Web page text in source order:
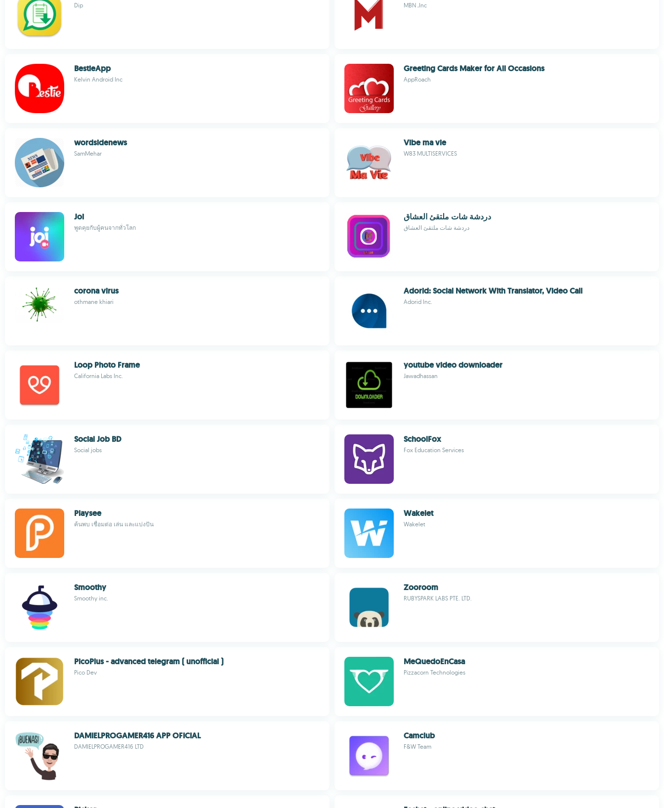
Dip MBN ,Inc
BestieApp
Kelvin Android Inc
Greeting Cards Maker for All Occasions
AppRoach
wordsidenews
SamMehar
Vibe ma vie
W83 MULTISERVICES
Joi
พูดคุยกับผู้คนจากทั่วโลก
دردشة شات ملتقئ العشاق
دردشة شات ملتقئ العشاق
corona virus
othmane khiari
Adorid: Social Network With Translator, Video Call
Adorid Inc.
Loop Photo Frame
California Labs Inc.
youtube video downloader
Jawadhassan
Social Job BD
Social jobs
SchoolFox
Fox Education Services
Playsee
ค้นพบ เชื่อมต่อ เล่น และแบ่งปัน
Wakelet
Wakelet
Smoothy
Smoothy inc.
Zooroom
RUBYSPARK LABS PTE. LTD.
PicoPlus - advanced telegram ( unofficial )
Pico Dev
MeQuedoEnCasa
Pizzacorn Technologies
DAMIELPROGAMER416 APP OFICIAL
DAMIELPROGAMER416 LTD
Camclub
F&W Team